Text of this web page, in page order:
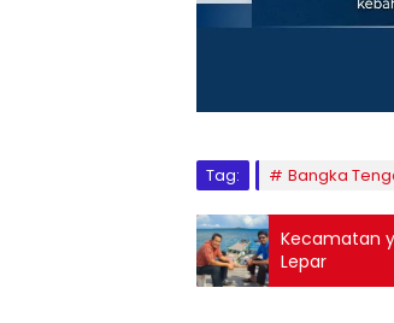
Tag: Bangka
Kecamatan
Lepar